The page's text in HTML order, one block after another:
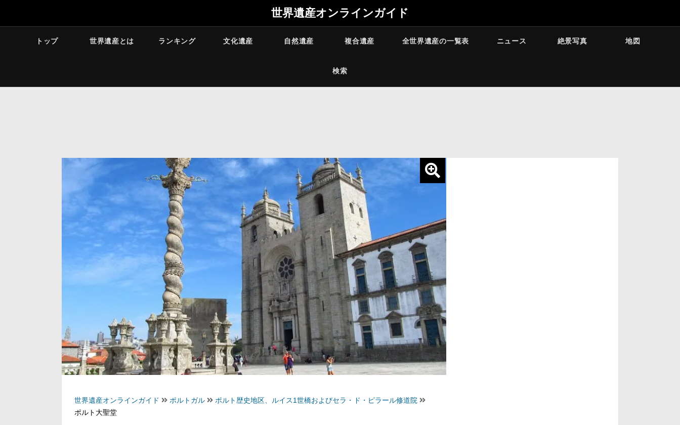
世界遺産オンラインガイド
トップ 世界遺産とは ランキング 文化遺産 自然遺産 複合遺産 全世界遺産の一覧表 ニュース 絶景写真 地図
検索
世界遺産オンラインガイド ポルトガル
ポルト歴史地区、ルイス1世橋およびセラ・ド・ピラール修道院
ポルト大聖堂